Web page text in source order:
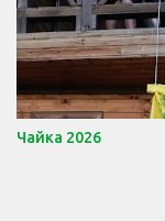
Чайка 2026